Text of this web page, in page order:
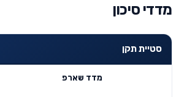
מדדי סיכון
סטיית תקן
מדד שארפ